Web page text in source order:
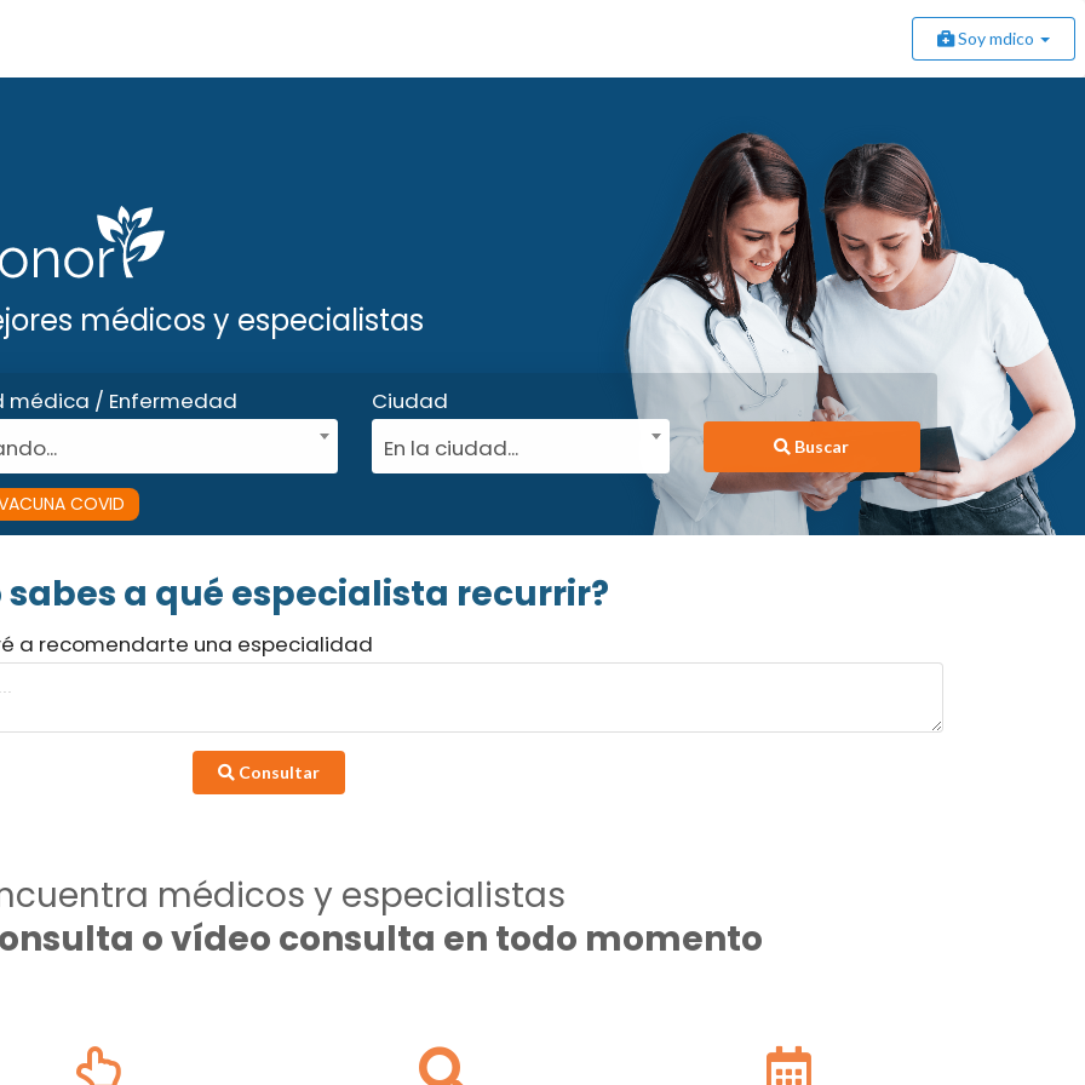
Soy mdico
médicos y especialistas
médica / Enfermedad
COVID
Ciudad
En la ciudad...
Buscar
sabes a qué especialista recurrir?
a recomendarte una especialidad
Consultar
médicos y especialistas
o vídeo consulta en todo momento